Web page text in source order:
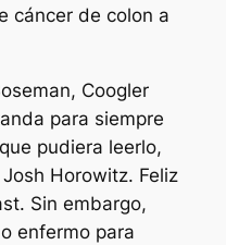
cáncer de colon a
Coogler
para siempre
pudiera leerlo,
Horowitz. Feliz
Sin embargo,
enfermo para